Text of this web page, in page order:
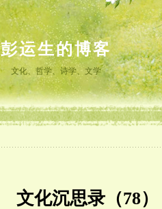
彭运生的博客
文化、哲学、诗学、文学
文化沉思录（78）